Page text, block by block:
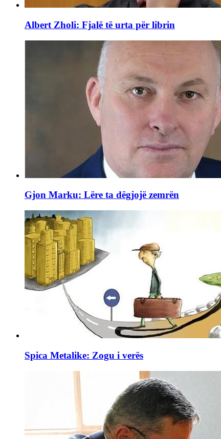
Albert Zholi: Fjalë të urta për librin
Gjon Marku: Lëre ta dëgjojë zemrën
Spica Metalike: Zogu i verës